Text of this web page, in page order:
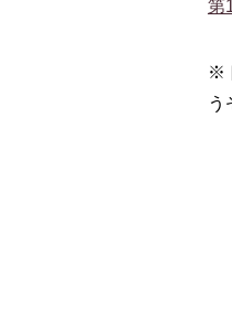
第
※
う